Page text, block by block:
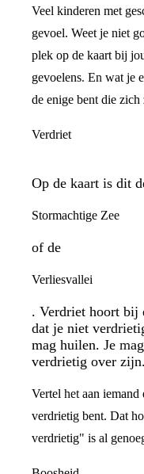
Veel kinderen met
gevoel. Weet je niet
plek op de kaart bij
gevoelens. En wat je
de enige bent die zich
Verdriet
Op de kaart is dit
Stormachtige Zee
of de
Verliesvallei
. Verdriet hoort bij
dat je niet
mag huilen. Je
verdrietig over zijn.
Vertel het aan
verdrietig bent. Dat
verdrietig" is al